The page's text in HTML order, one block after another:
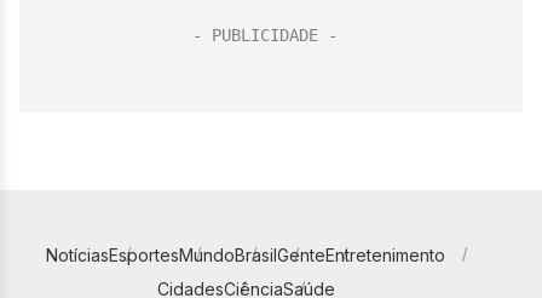
NotíciasEsportesMundoBrasilGenteEntretenimento
CidadesCiênciaSaúde